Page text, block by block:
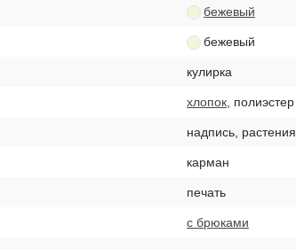
бежевый
бежевый
кулирка
хлопок , полиэстер
надпись, растения
карман
печать
с брюками